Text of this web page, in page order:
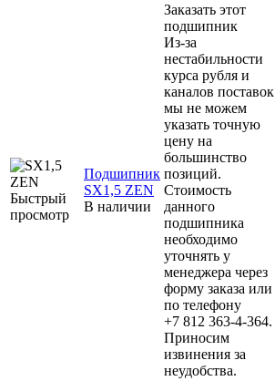
Быстрый
просмотр
Подшипник
SX1,5 ZEN
В наличии
Заказать этот
подшипник
Из-за
нестабильности
курса рубля и
каналов поставок
мы не можем
указать точную
цену на
большинство
позиций.
Стоимость
данного
подшипника
необходимо
уточнять у
менеджера через
форму заказа или
по телефону
+7 812 363-4-364.
Приносим
извинения за
неудобства.